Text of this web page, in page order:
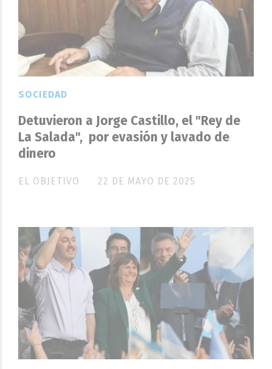
Detuvieron a Jorge Castillo, el "Rey de
La Salada", por evasión y lavado de
dinero
EL OBJETIVO
SOCIEDAD
22 DE MAYO DE 2025